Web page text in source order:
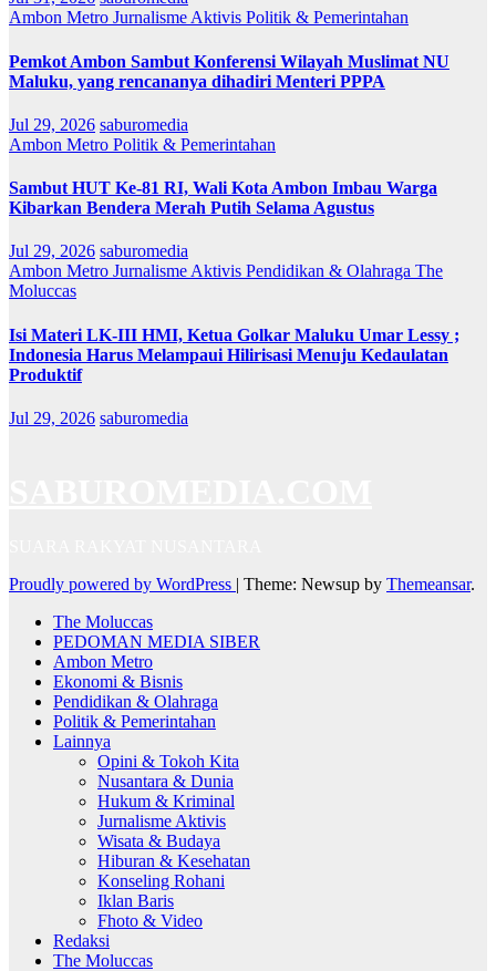
Ambon Metro Jurnalisme Aktivis Politik & Pemerintahan
Pemkot Ambon Sambut Konferensi Wilayah Muslimat NU
Maluku, yang rencananya dihadiri Menteri PPPA
Jul 29, 2026 saburomedia
Ambon Metro Politik & Pemerintahan
Sambut HUT Ke-81 RI, Wali Kota Ambon Imbau Warga
Kibarkan Bendera Merah Putih Selama Agustus
Jul 29, 2026 saburomedia
Ambon Metro Jurnalisme Aktivis Pendidikan & Olahraga The
Moluccas
Isi Materi LK-III HMI, Ketua Golkar Maluku Umar Lessy ;
Indonesia Harus Melampaui Hilirisasi Menuju Kedaulatan
Produktif
Jul 29, 2026 saburomedia
Proudly powered by WordPress | Theme: Newsup by Themeansar.
The Moluccas
PEDOMAN MEDIA SIBER
Ambon Metro
Ekonomi & Bisnis
Pendidikan & Olahraga
Politik & Pemerintahan
Lainnya
Opini & Tokoh Kita
Nusantara & Dunia
Hukum & Kriminal
Jurnalisme Aktivis
Wisata & Budaya
Hiburan & Kesehatan
Konseling Rohani
Iklan Baris
Fhoto & Video
Redaksi
The Moluccas